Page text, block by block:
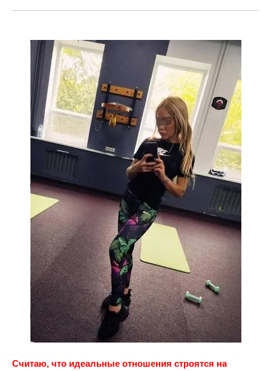
Считаю, что идеальные отношения строятся на